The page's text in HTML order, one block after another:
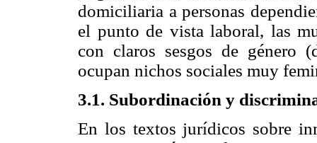
domiciliaria a personas
el punto de vista laboral, las
con claros sesgos de género
ocupan nichos sociales muy
3.1. Subordinación y
En los textos jurídicos sobre